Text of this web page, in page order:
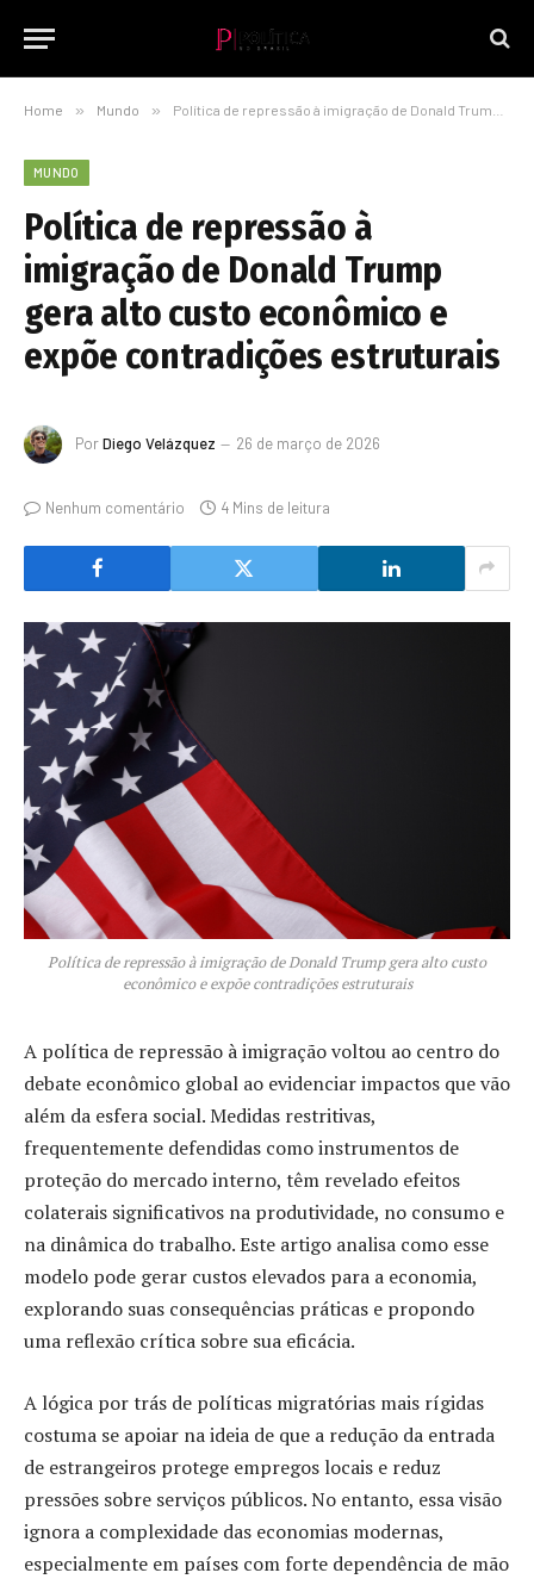
Home » Mundo » Política de repressão à imigração de Donald Trump gera alto custo econômico e expõe contradições estruturais
MUNDO
Política de repressão à
imigração de Donald Trump
gera alto custo econômico e
expõe contradições estruturais
PorDiego Velázquez 26 de março de 2026
Nenhum comentário 4 Mins de leitura
Política de repressão à imigração de Donald Trump gera alto custo
econômico e expõe contradições estruturais
A política de repressão à imigração voltou ao centro do
debate econômico global ao evidenciar impactos que vão
além da esfera social. Medidas restritivas,
frequentemente defendidas como instrumentos de
proteção do mercado interno, têm revelado efeitos
colaterais significativos na produtividade, no consumo e
na dinâmica do trabalho. Este artigo analisa como esse
modelo pode gerar custos elevados para a economia,
explorando suas consequências práticas e propondo
uma reflexão crítica sobre sua eficácia.
A lógica por trás de políticas migratórias mais rígidas
costuma se apoiar na ideia de que a redução da entrada
de estrangeiros protege empregos locais e reduz
pressões sobre serviços públicos. No entanto, essa visão
ignora a complexidade das economias modernas,
especialmente em países com forte dependência de mão